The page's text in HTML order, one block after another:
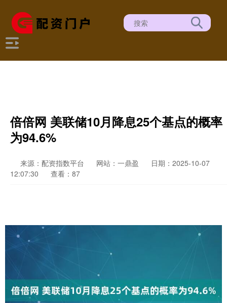
倍倍网 美联储10月降息25个基点的概率
为94.6%
来源：配资指数平台 网站：一鼎盈
日期：2025-10-07
12:07:30
查看：87